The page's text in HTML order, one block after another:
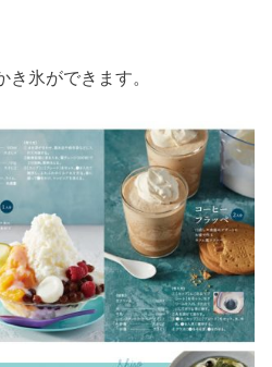
氷ができます。